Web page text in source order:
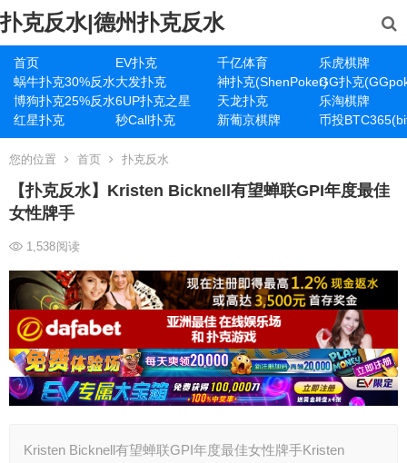
扑克反水|德州扑克反水
首页 EV扑克 千亿体育
乐虎棋牌
蜗牛扑克30%反水大发扑克 神扑克(ShenPoker)GG扑克
博狗扑克25%反水6UP扑克之星 天龙扑克
乐淘棋牌
红星扑克
秒Call扑克 新葡京棋牌 币投
您的位置 首页 扑克反水
【扑克反水】Kristen Bicknell有望蝉联GPI年度最佳
女性牌手
1,538阅读
Kristen Bicknell有望蝉联GPI年度最佳女性牌手Kristen